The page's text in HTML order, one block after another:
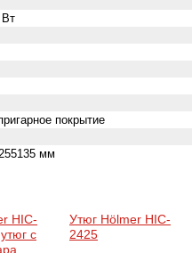
Вт
покрытие
мм
HIC-
с
Утюг Hölmer HIC-
2425